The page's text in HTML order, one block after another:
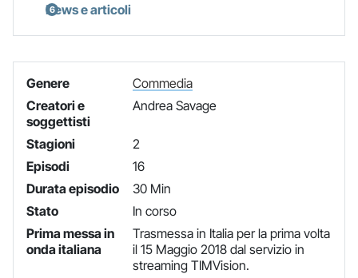
News e articoli
Genere
Commedia
Creatori e
soggettisti
Andrea Savage
Stagioni
2
Episodi
16
Durata episodio
30 Min
Stato
In corso
Prima messa in
onda italiana
Trasmessa in Italia per la prima volta
il 15 Maggio 2018 dal servizio in
streaming TIMVision.